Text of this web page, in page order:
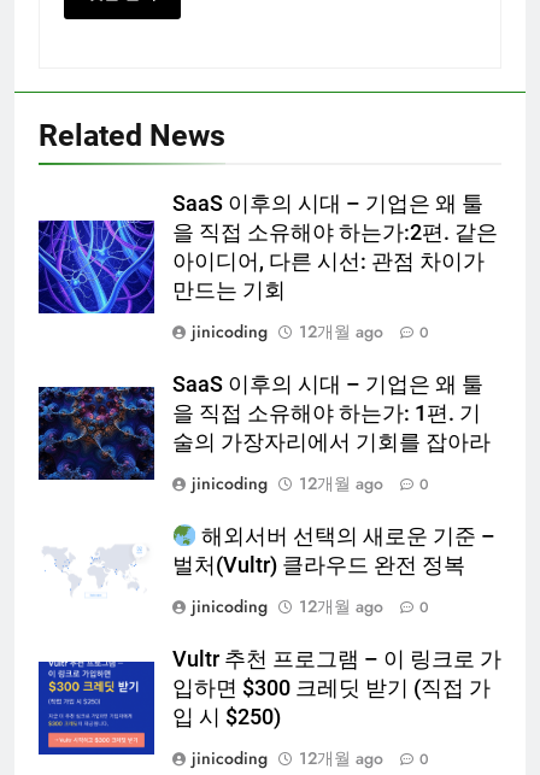
Related News
SaaS 이후의 시대 – 기업은 왜 툴
을 직접 소유해야 하는가:2편. 같은
아이디어, 다른 시선: 관점 차이가
만드는 기회
jinicoding
12개월 ago 0
SaaS 이후의 시대 – 기업은 왜 툴
을 직접 소유해야 하는가: 1편. 기
술의 가장자리에서 기회를 잡아라
jinicoding
12개월 ago 0
해외서버 선택의 새로운 기준 –
벌처(Vultr) 클라우드 완전 정복
jinicoding
12개월 ago 0
Vultr 추천 프로그램 – 이 링크로 가
입하면 $300 크레딧 받기 (직접 가
입 시 $250)
jinicoding
12개월 ago 0